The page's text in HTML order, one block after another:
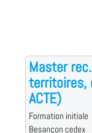
Master
territoires,
ACTE)
Formation initiale
Besançon cedex